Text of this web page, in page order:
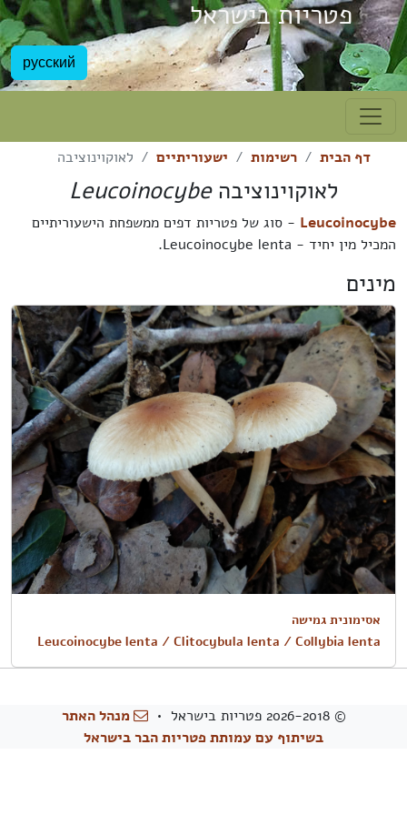
פטריות בישראל
русский
דף הבית רשימות ישעוריתיים לאוקוינוציבה
לאוקוינוציבהLeucoinocybe
Leucoinocybe- סוג של פטריות דפים ממשפחת הישעוריתיים
המכיל מין יחיד - Leucoinocybe lenta.
מינים
אסימונית גמישה
Leucoinocybe lenta / Clitocybula lenta / Collybia lenta
© 2026-2018 פטריות בישראל •
מנהל האתר
בשיתוף עם עמותת פטריות הבר בישראל